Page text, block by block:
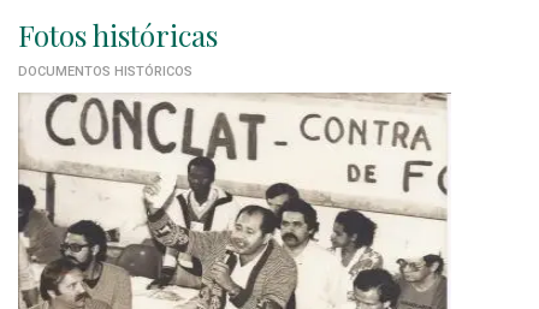
Fotos históricas
DOCUMENTOS HISTÓRICOS